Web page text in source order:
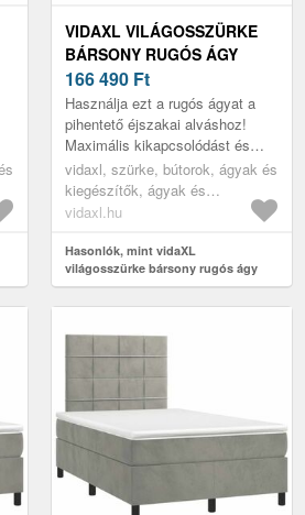
VIDAXL VILÁGOSSZÜRKE
BÁRSONY RUGÓS ÁGY
MATRACCAL 120 X 190 CM
166 490 Ft
Használja ezt a rugós ágyat a
pihentető éjszakai alváshoz!
Maximális kikapcsolódást és
kellemes alvást kínál.
vidaxl, szürke, bútorok, ágyak és
kiegészítők, ágyak és
ágykeretek
vidaxl.hu
Hasonlók, mint vidaXL
világosszürke bársony rugós ágy
matraccal 120 x 190 cm